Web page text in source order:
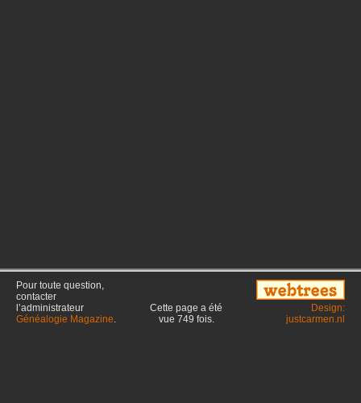
Pour toute question,
contacter
l’administrateur
Généalogie Magazine.
Cette page a été
vue 749 fois.
Design:
justcarmen.nl